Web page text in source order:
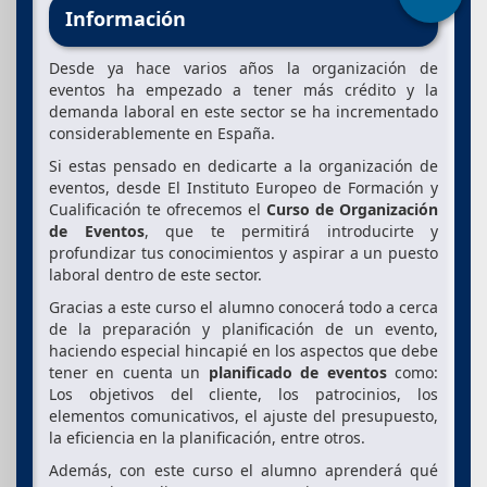
Información
Desde ya hace varios años la organización de
eventos ha empezado a tener más crédito y la
demanda laboral en este sector se ha incrementado
considerablemente en España.
Si estas pensado en dedicarte a la organización de
eventos, desde El Instituto Europeo de Formación y
Cualificación te ofrecemos el Curso de Organización
de Eventos, que te permitirá introducirte y
profundizar tus conocimientos y aspirar a un puesto
laboral dentro de este sector.
Gracias a este curso el alumno conocerá todo a cerca
de la preparación y planificación de un evento,
haciendo especial hincapié en los aspectos que debe
tener en cuenta un planificado de eventoscomo:
Los objetivos del cliente, los patrocinios, los
elementos comunicativos, el ajuste del presupuesto,
la eficiencia en la planificación, entre otros.
Además, con este curso el alumno aprenderá qué